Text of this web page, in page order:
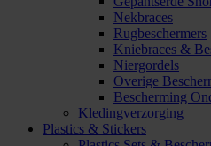
Nekbraces
Rugbeschermers
Kniebraces &
Niergordels
Overige
Bescherming
Kledingverzorging
Plastics & Stickers